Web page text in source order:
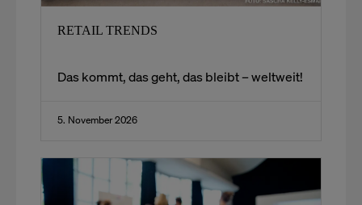
RETAIL TRENDS
Das kommt, das geht, das bleibt – weltweit!​
5. November 2026